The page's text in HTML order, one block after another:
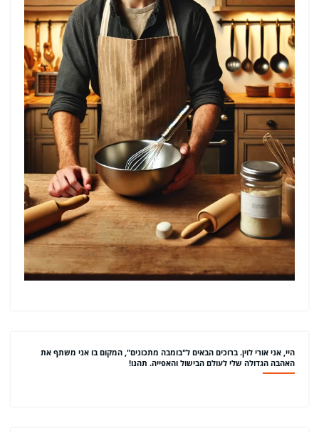
היי, אני אורי לוין. ברוכים הבאים ל"בומבה מתכונים", המקום בו אני משתף את
האהבה הגדולה שלי לעולם הבישול והאפייה. תהנו!